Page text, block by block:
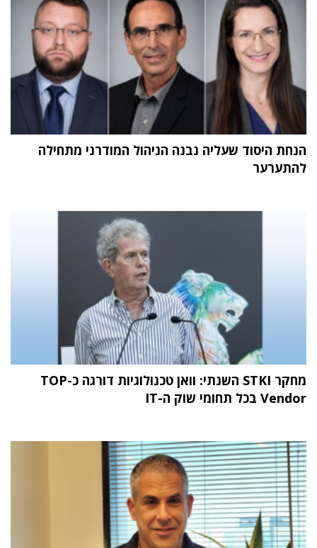
הנחת היסוד שעליה נבנה הניהול המודרני מתחילה
להתערער
מחקר STKI השנתי: וואן טכנולוגיות דורגה כ-TOP
Vendor בכל תחומי שוק ה-IT